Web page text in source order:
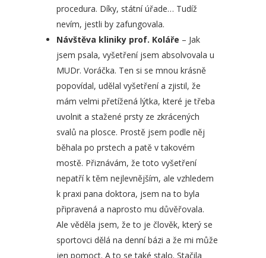
procedura. Díky, státní úřade… Tudíž
nevím, jestli by zafungovala.
Návštěva kliniky prof. Koláře – Jak
jsem psala, vyšetření jsem absolvovala u
MUDr. Voráčka. Ten si se mnou krásně
popovídal, udělal vyšetření a zjistil, že
mám velmi přetížená lýtka, které je třeba
uvolnit a stažené prsty ze zkrácených
svalů na plosce. Prostě jsem podle něj
běhala po prstech a patě v takovém
mostě. Přiznávám, že toto vyšetření
nepatří k těm nejlevnějším, ale vzhledem
k praxi pana doktora, jsem na to byla
připravená a naprosto mu důvěřovala.
Ale věděla jsem, že to je člověk, který se
sportovci dělá na denní bázi a že mi může
jen pomoct. A to se také stalo. Stačila